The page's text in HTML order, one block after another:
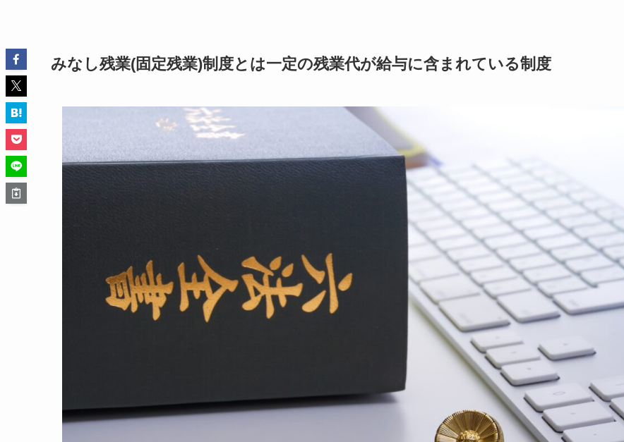
みなし残業(固定残業)制度とは一定の残業代が給与に含まれている制度